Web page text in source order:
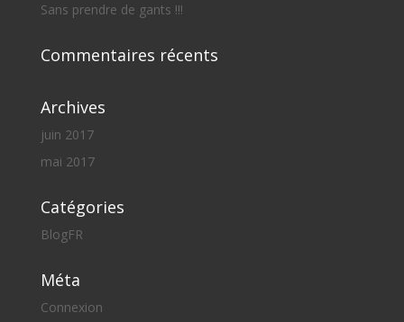
Sans prendre de gants !!!
Commentaires récents
Archives
juin 2017
mai 2017
Catégories
BlogFR
Méta
Connexion